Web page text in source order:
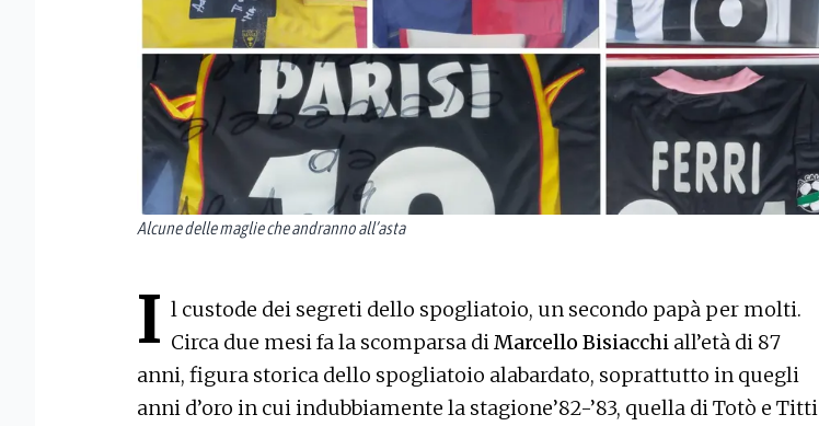
Alcune delle maglie che andranno all’asta
I l custode dei segreti dello spogliatoio, un secondo papà per molti.
Circa due mesi fa la scomparsa diMarcello Bisiacchi all’età di 87
anni, figura storica dello spogliatoio alabardato, soprattutto in quegli
anni d’oro in cui indubbiamente la stagione’82-’83, quella di Totò e Titti